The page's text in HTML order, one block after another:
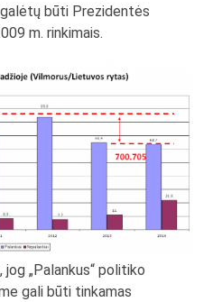
būti Prezidentės
m. rinkimais.
„Palankus“ politiko
gali būti tinkamas